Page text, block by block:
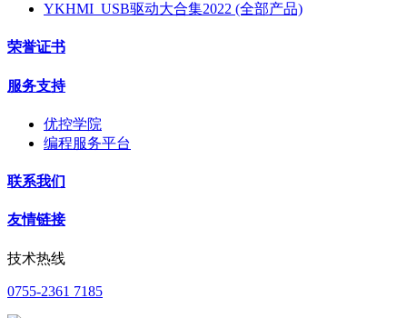
YKHMI_USB驱动大合集2022 (全部产品)
荣誉证书
服务支持
优控学院
编程服务平台
联系我们
友情链接
技术热线
0755-2361 7185